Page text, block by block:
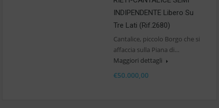
INDIPENDENTE Libero Su
Tre Lati (Rif.2680)
Cantalice, piccolo Borgo che si
affaccia sulla Piana di…
Maggiori dettagli
€50.000,00